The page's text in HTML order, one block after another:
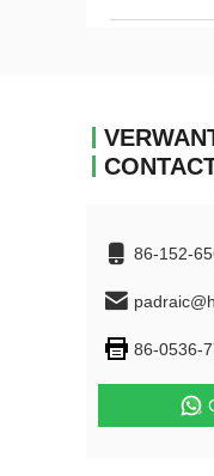
86-152-
86-0536-